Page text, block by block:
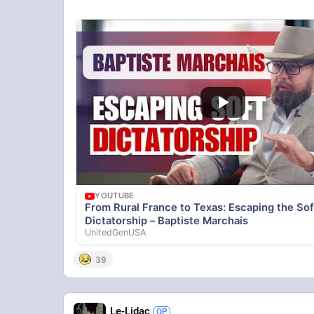
YOUTUBE
From Rural France to Texas: Escaping the
Dictatorship – Baptiste Marchais
UnitedGenUSA
39
Le-Lidac